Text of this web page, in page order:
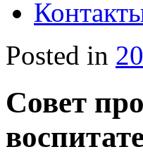
Posted in
Совет